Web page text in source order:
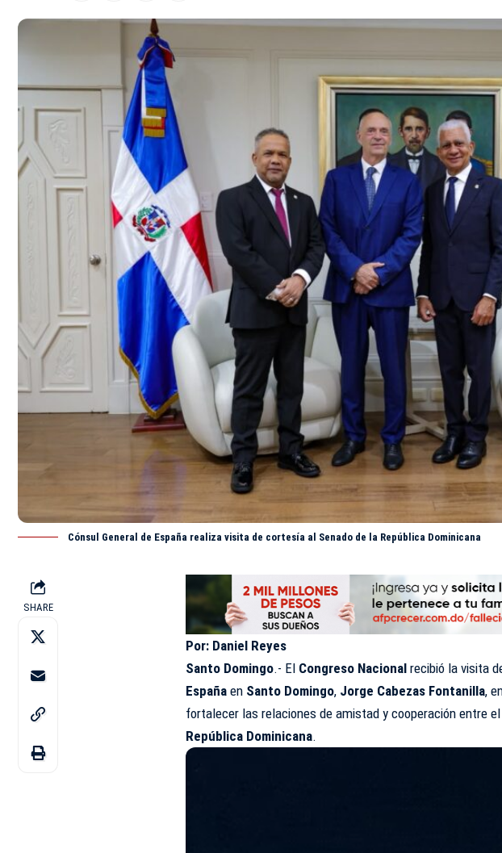
Cónsul General de España realiza visita de cortesía al Senado de la República Dominicana
SHARE
Por: Daniel Reyes
Santo Domingo.- El Congreso Nacional recibió la visita
Españaen Santo Domingo, Jorge Cabezas Fontanilla,
fortalecer las relaciones de amistad y cooperación entre el
República Dominicana.